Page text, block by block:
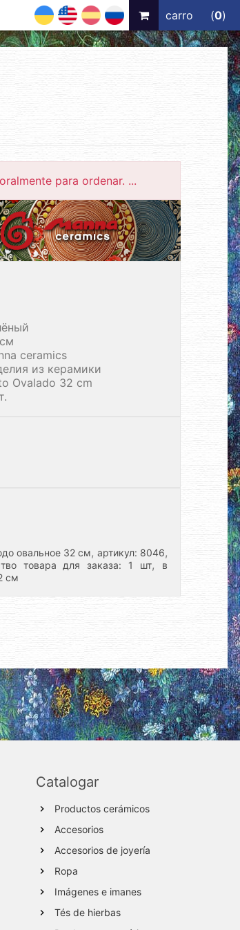
carro (0)
UA EN ES RU
para ordenar. ...
ceramics
из керамики
Ovalado 32 cm
овальное 32 см, артикул: 8046,
товара для заказа: 1 шт,
в
см
Catalogar
Productos cerámicos
Accesorios
Accesorios de joyería
Ropa
Imágenes e imanes
Tés de hierbas